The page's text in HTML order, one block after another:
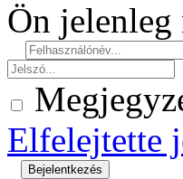
Ön
Elfelejtette